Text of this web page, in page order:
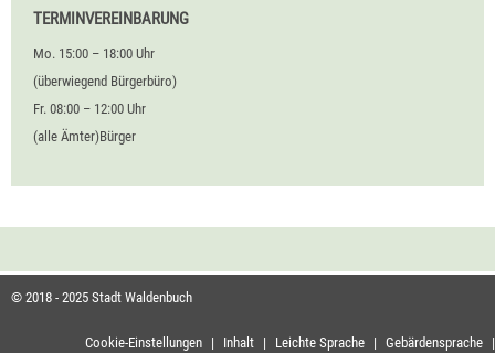
TERMINVEREINBARUNG
Mo. 15:00 – 18:00 Uhr
(überwiegend Bürgerbüro)
Fr. 08:00 – 12:00 Uhr
(alle Ämter)Bürger
© 2018 - 2025 Stadt Waldenbuch
Cookie-Einstellungen | Inhalt | Leichte Sprache | Gebärdensprache |